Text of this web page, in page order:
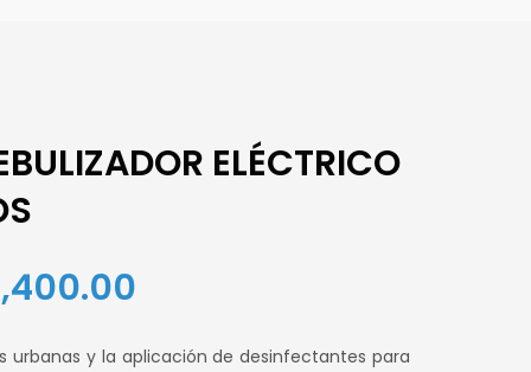
ELÉCTRICO
urbanas y la aplicación de desinfectantes para